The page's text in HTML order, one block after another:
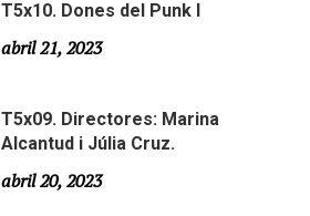
T5x10. Dones del Punk I
abril 21, 2023
T5x09. Directores: Marina
Alcantud i Júlia Cruz.
abril 20, 2023
Temporada 5
Temporada 4
Agraïments
Email: